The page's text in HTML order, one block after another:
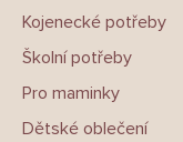
Kojenecké potřeby
Školní potřeby
Pro maminky
Dětské oblečení